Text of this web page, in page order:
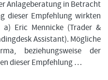
Anlageberatung in Betracht
dieser Empfehlung wirkten
Eric Mennicke (Trader &
Assistant). Mögliche
beziehungsweise der
dieser Empfehlung …